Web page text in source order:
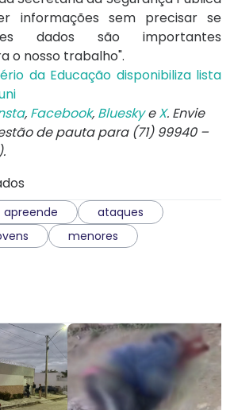
informações sem precisar se
dados são importantes
o nosso trabalho".
da Educação disponibiliza lista
, Facebook, BlueskyeX. Envie
de pauta para (71) 99940 –
apreende
ataques
menores